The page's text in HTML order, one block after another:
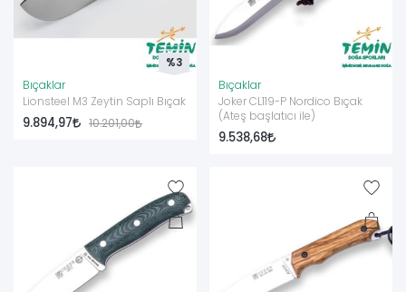
Bıçaklar
Lionsteel M3 Zeytin Saplı Bıçak
9.894,97 10.201,00
%3
Bıçaklar
Joker CL119-P Nordico Bıçak
(Ateş başlatıcı ile)
9.538,68